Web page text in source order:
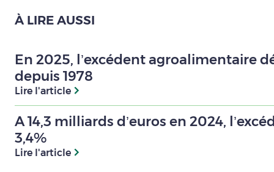
À LIRE AUSSI
En 2025, l’excédent agroalimentaire
depuis 1978
Lire l'article
A 14,3 milliards d’euros en 2024,
3,4%
Lire l'article